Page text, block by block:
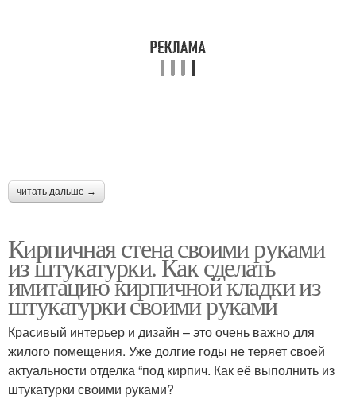
читать дальше →
Кирпичная стена своими руками
из штукатурки. Как сделать
имитацию кирпичной кладки из
штукатурки своими руками
Красивый интерьер и дизайн – это очень важно для
жилого помещения. Уже долгие годы не теряет своей
актуальности отделка “под кирпич. Как её выполнить из
штукатурки своими руками?